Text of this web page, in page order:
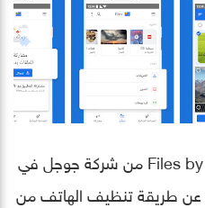
يجب أن يأتي تطبيق Files by Google من شركة جوجل في
طريقة تنظيف الهاتف من